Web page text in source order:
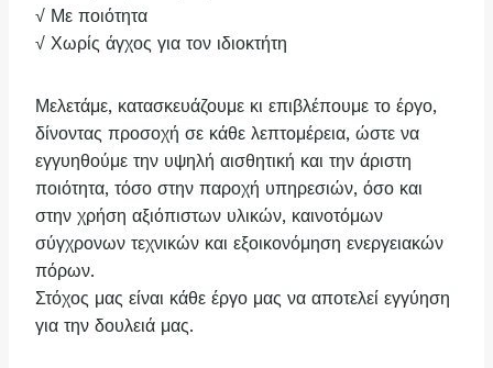
√ Με ποιότητα
√ Χωρίς άγχος για τον ιδιοκτήτη
Μελετάμε, κατασκευάζουμε κι επιβλέπουμε το έργο,
δίνοντας προσοχή σε κάθε λεπτομέρεια, ώστε να
εγγυηθούμε την υψηλή αισθητική και την άριστη
ποιότητα, τόσο στην παροχή υπηρεσιών, όσο και
στην χρήση αξιόπιστων υλικών, καινοτόμων
σύγχρονων τεχνικών και εξοικονόμηση ενεργειακών
πόρων.
Στόχος μας είναι κάθε έργο μας να αποτελεί εγγύηση
για την δουλειά μας.